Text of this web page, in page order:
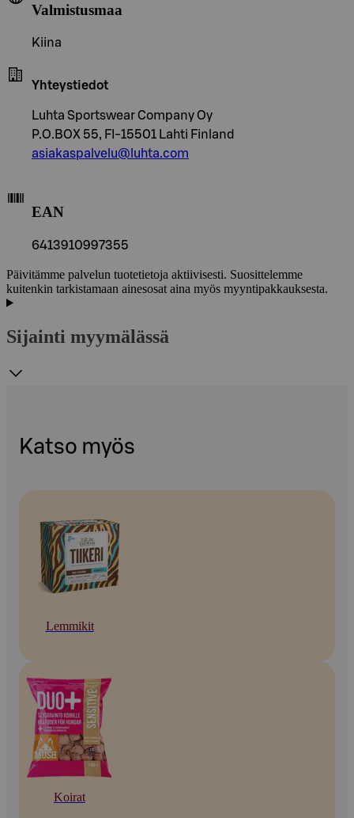
Valmistusmaa
Kiina
Yhteystiedot
Luhta Sportswear Company Oy
P.O.BOX 55, FI-15501 Lahti Finland
asiakaspalvelu@luhta.com
EAN
6413910997355
Päivitämme palvelun tuotetietoja aktiivisesti. Suosittelemme
kuitenkin tarkistamaan ainesosat aina myös myyntipakkauksesta.
Sijainti myymälässä
Katso myös
Lemmikit
Koirat